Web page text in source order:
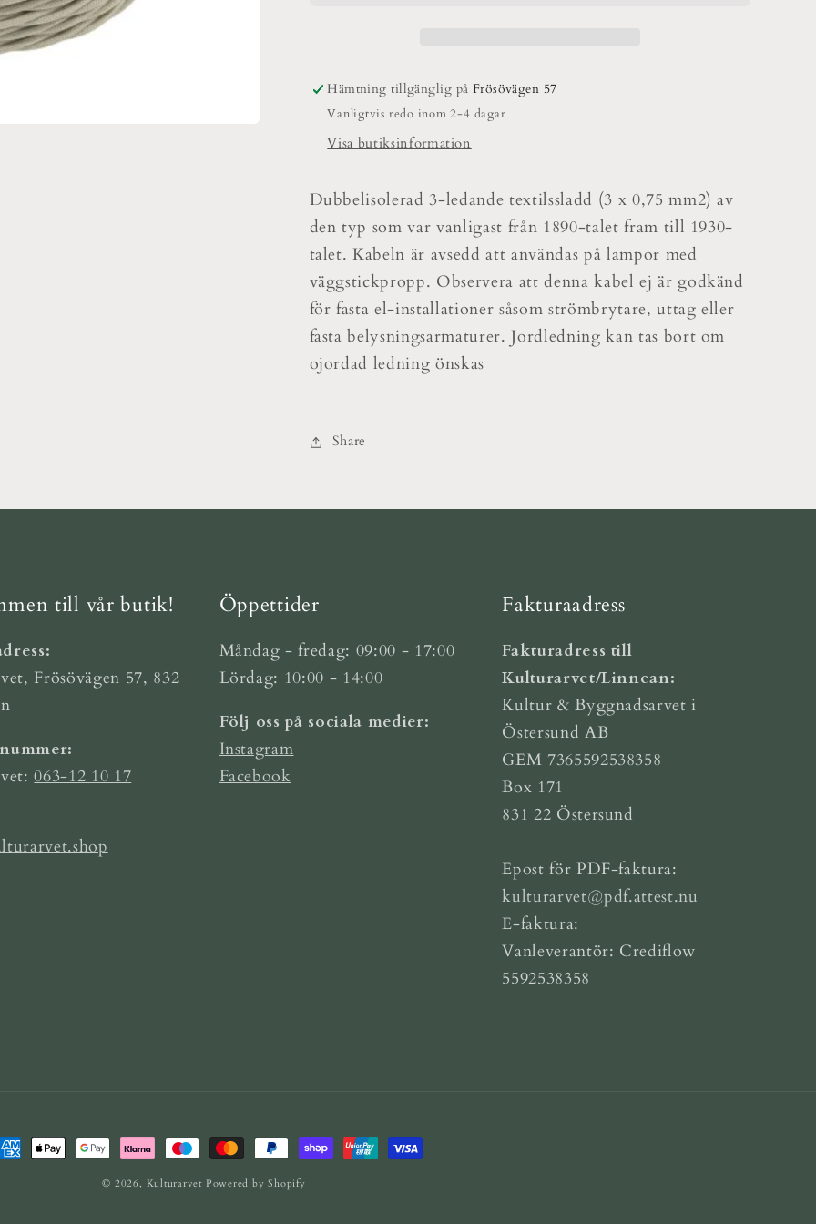
Hämtning tillgänglig på Frösövägen 57
Vanligtvis redo inom 2-4 dagar
Visa butiksinformation
Dubbelisolerad 3-ledande textilssladd (3 x 0,75 mm2) av
den typ som var vanligast från 1890-talet fram till 1930-
talet. Kabeln är avsedd att användas på lampor med
väggstickpropp. Observera att denna kabel ej är godkänd
för fasta el-installationer såsom strömbrytare, uttag eller
fasta belysningsarmaturer. Jordledning kan tas bort om
ojordad ledning önskas
Share
till vår butik!
Frösövägen 57, 832
063-12 10 17
Öppettider
Måndag - fredag: 09:00 - 17:00
Lördag: 10:00 - 14:00
Följ oss på sociala medier:
Instagram
Facebook
Fakturaadress
Fakturadress till
Kulturarvet/Linnean:
Kultur & Byggnadsarvet i
Östersund AB
GEM 7365592538358
Box 171
831 22 Östersund
Epost för PDF-faktura:
kulturarvet@pdf.attest.nu
E-faktura:
Vanleverantör: Crediflow
5592538358
© 2026, Kulturarvet Powered by Shopify